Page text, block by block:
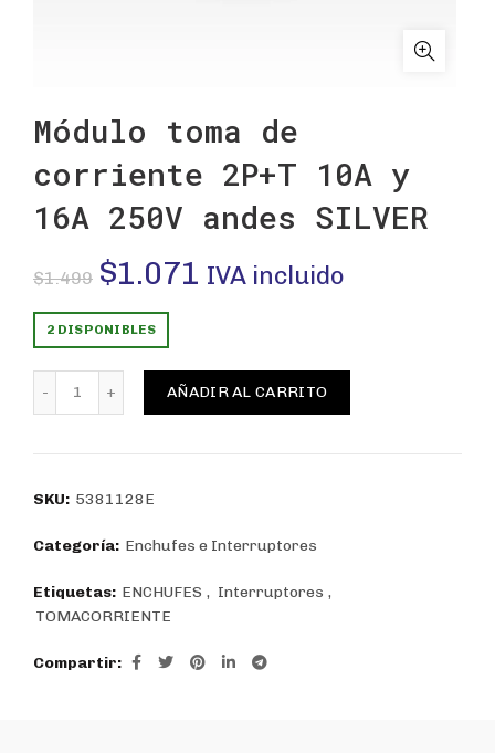
Módulo toma de
corriente 2P+T 10A y
16A 250V andes SILVER
$1.499 El
precio
original
era:
$1.071 El
actual
es:
IVA incluido
2 DISPONIBLES
Módulo toma de corriente 2P+T 10A y 16A 250V andes
AÑADIR AL CARRITO
SKU: 5381128E
Categoría: Enchufes e Interruptores
Etiquetas: ENCHUFES , Interruptores ,
TOMACORRIENTE
Compartir